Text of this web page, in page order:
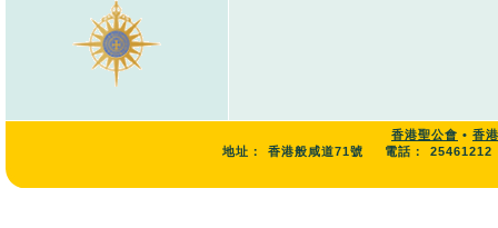
香港聖公會 • 香
地址：
香港般咸道71號 電話： 25461212